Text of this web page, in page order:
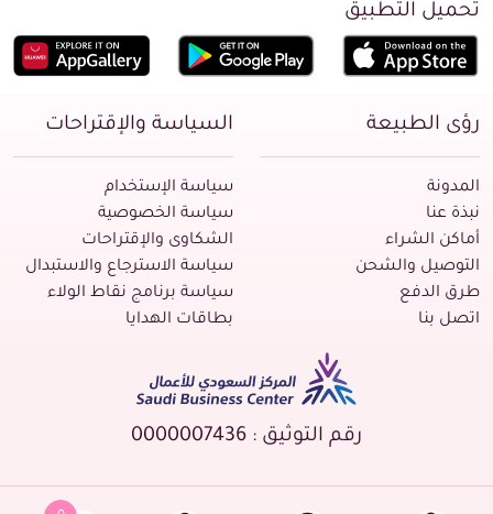
تحميل التطبيق
رؤى الطبيعة
المدونة
نبذة عنا
أماكن الشراء
التوصيل والشحن
طرق الدفع
اتصل بنا
السياسة والإقتراحات
سياسة الإستخدام
سياسة الخصوصية
الشكاوى والإقتراحات
سياسة الاسترجاع والاستبدال
سياسة برنامج نقاط الولاء
بطاقات الهدايا
رقم التوثيق : 0000007436